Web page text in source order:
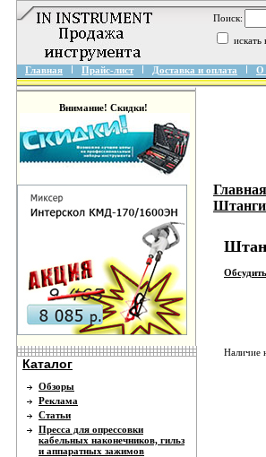
Поиск:
искать
Главная Прайс-лист Доставка и оплата О
Внимание! Скидки!
Каталог
Обзоры
Реклама
Статьи
Пресса для опрессовки
кабельных наконечников, гильз
и аппаратных зажимов
Главная
Наличие